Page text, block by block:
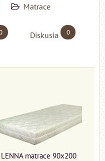
Matrace
Diskusia 0
LENNA matrace 90x200